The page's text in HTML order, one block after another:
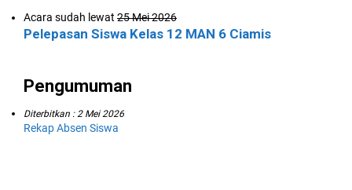
Acara sudah lewat 25 Mei 2026
Pelepasan Siswa Kelas 12 MAN 6 Ciamis
Pengumuman
Diterbitkan :2 Mei 2026
Rekap Absen Siswa